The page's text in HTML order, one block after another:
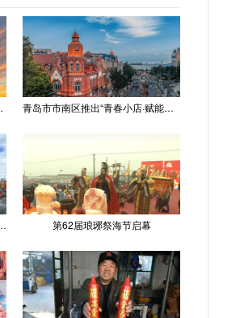
精品线路 青岛市市南区推出“青春小店·赋能计划” 聚满青岛温情
学子逐梦深蓝探知山海 第62届琅琊祭海节启幕